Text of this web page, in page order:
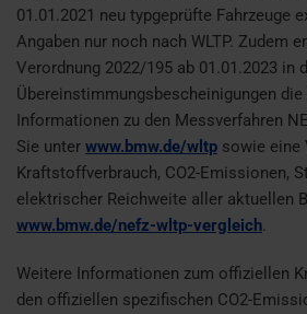
01.01.2021 neu typgeprüfte Fahrzeuge
Angaben nur noch nach WLTP. Zudem
Verordnung 2022/195 ab 01.01.2023 in
Übereinstimmungsbescheinigungen die
Informationen zu den Messverfahren
Sie unter www.bmw.de/wltp sowie eine
Kraftstoffverbrauch, CO2-Emissionen,
elektrischer Reichweite aller aktuellen
www.bmw.de/nefz-wltp-vergleich.
Weitere Informationen zum offiziellen
den offiziellen spezifischen CO2-